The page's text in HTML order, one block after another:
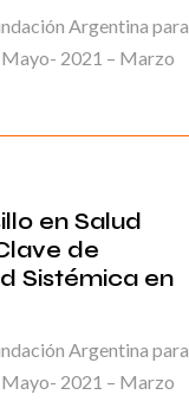
Argentina para
2021 – Marzo
en Salud
de
Sistémica en
Argentina para
2021 – Marzo